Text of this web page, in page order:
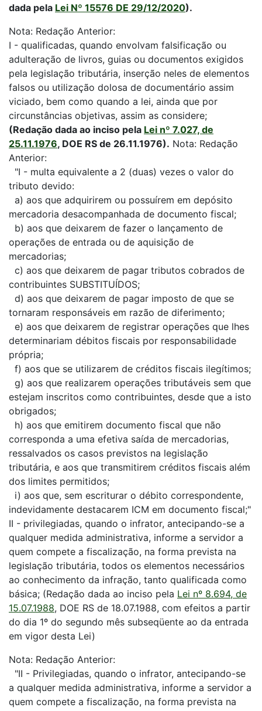
dada pela Lei Nº 15576 DE 29/12/2020).
Nota: Redação Anterior:
I - qualificadas, quando envolvam falsificação ou
adulteração de livros, guias ou documentos exigidos
pela legislação tributária, inserção neles de elementos
falsos ou utilização dolosa de documentário assim
viciado, bem como quando a lei, ainda que por
circunstâncias objetivas, assim as considere;
(Redação dada ao inciso pela Lei nº 7.027, de
25.11.1976, DOE RS de 26.11.1976). Nota: Redação
Anterior:
"I - multa equivalente a 2 (duas) vezes o valor do
tributo devido:
a) aos que adquirirem ou possuírem em depósito
mercadoria desacompanhada de documento fiscal;
b) aos que deixarem de fazer o lançamento de
operações de entrada ou de aquisição de
mercadorias;
c) aos que deixarem de pagar tributos cobrados de
contribuintes SUBSTITUÍDOS;
d) aos que deixarem de pagar imposto de que se
tornaram responsáveis em razão de diferimento;
e) aos que deixarem de registrar operações que lhes
determinariam débitos fiscais por responsabilidade
própria;
f) aos que se utilizarem de créditos fiscais ilegítimos;
g) aos que realizarem operações tributáveis sem que
estejam inscritos como contribuintes, desde que a isto
obrigados;
h) aos que emitirem documento fiscal que não
corresponda a uma efetiva saída de mercadorias,
ressalvados os casos previstos na legislação
tributária, e aos que transmitirem créditos fiscais além
dos limites permitidos;
i) aos que, sem escriturar o débito correspondente,
indevidamente destacarem ICM em documento fiscal;"
II - privilegiadas, quando o infrator, antecipando-se a
qualquer medida administrativa, informe a servidor a
quem compete a fiscalização, na forma prevista na
legislação tributária, todos os elementos necessários
ao conhecimento da infração, tanto qualificada como
básica; (Redação dada ao inciso pela Lei nº 8.694, de
15.07.1988, DOE RS de 18.07.1988, com efeitos a partir
do dia 1º do segundo mês subseqüente ao da entrada
em vigor desta Lei)
Nota: Redação Anterior:
"II - Privilegiadas, quando o infrator, antecipando-se
a qualquer medida administrativa, informe a servidor a
quem compete a fiscalização, na forma prevista na